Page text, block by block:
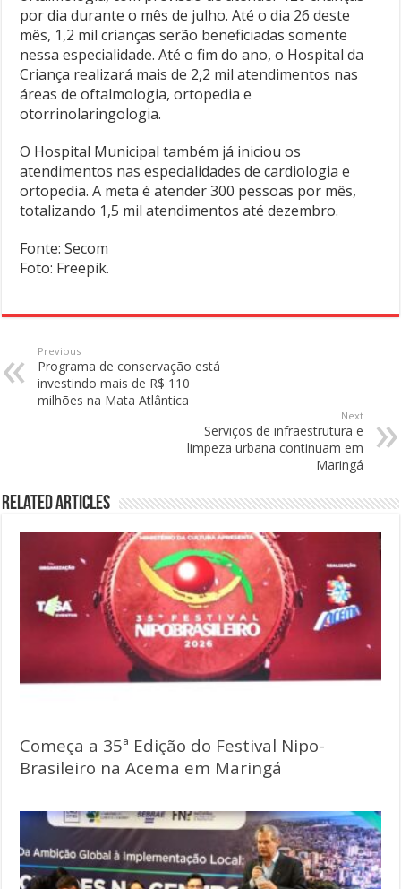
por dia durante o mês de julho. Até o dia 26 deste
mês, 1,2 mil crianças serão beneficiadas somente
nessa especialidade. Até o fim do ano, o Hospital da
Criança realizará mais de 2,2 mil atendimentos nas
áreas de oftalmologia, ortopedia e
otorrinolaringologia.
O Hospital Municipal também já iniciou os
atendimentos nas especialidades de cardiologia e
ortopedia. A meta é atender 300 pessoas por mês,
totalizando 1,5 mil atendimentos até dezembro.
Fonte: Secom
Foto: Freepik.
Previous
Programa de conservação está
investindo mais de R$ 110
milhões na Mata Atlântica
Next
Serviços de infraestrutura e
limpeza urbana continuam em
Maringá
Related Articles
Começa a 35ª Edição do Festival Nipo-
Brasileiro na Acema em Maringá